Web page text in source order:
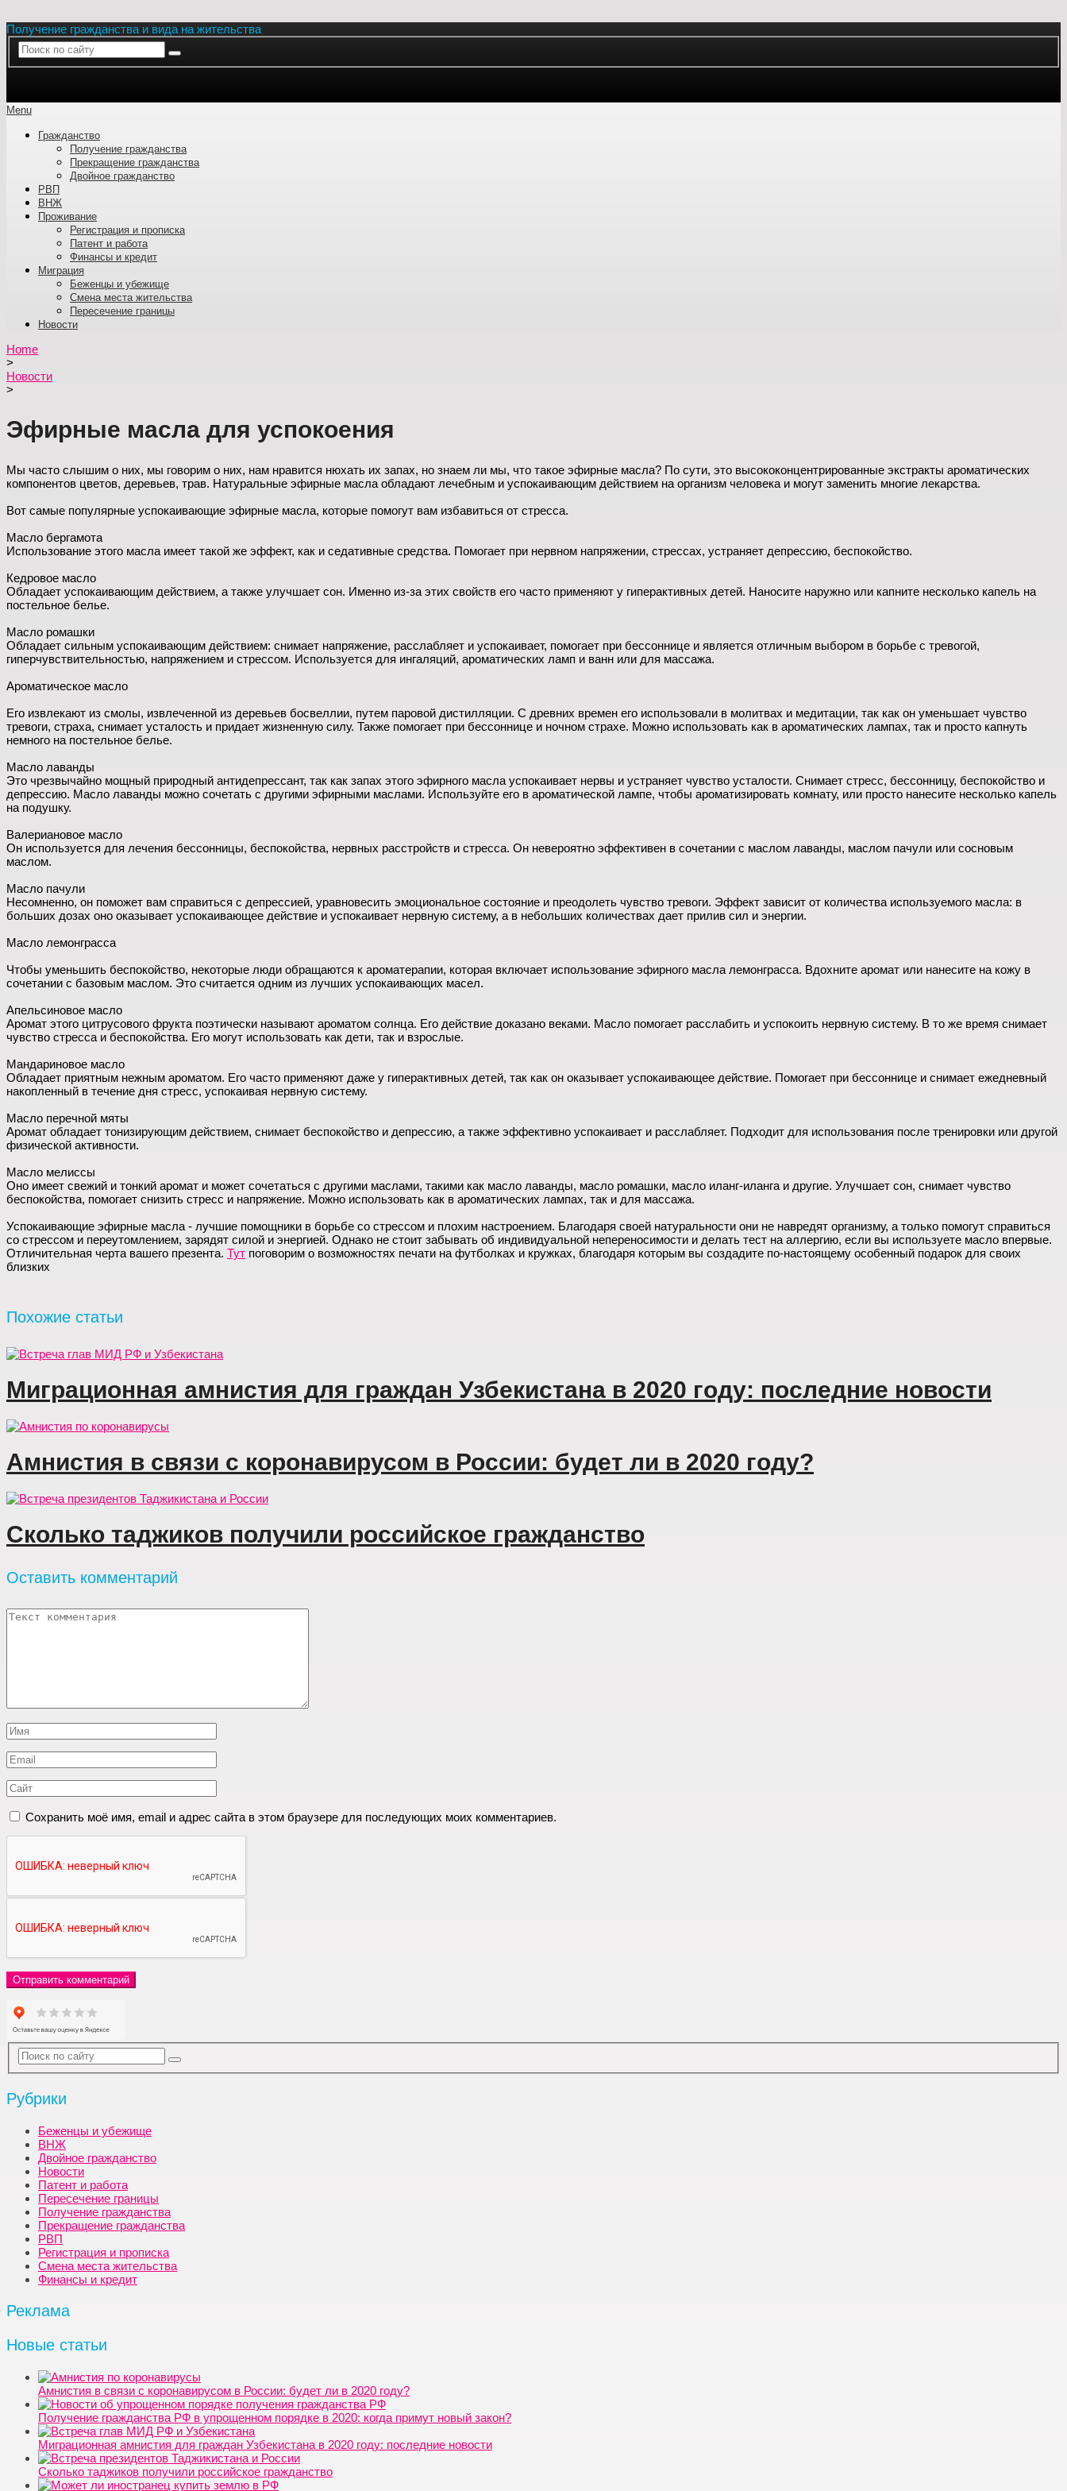
Получение гражданства и вида на жительства
Menu
Гражданство
Получение гражданства
Прекращение гражданства
Двойное гражданство
РВП
ВНЖ
Проживание
Регистрация и прописка
Патент и работа
Финансы и кредит
Миграция
Беженцы и убежище
Смена места жительства
Пересечение границы
Новости
Home
>
Новости
>
Эфирные масла для успокоения
Мы часто слышим о них, мы говорим о них, нам нравится нюхать их запах, но знаем ли мы, что такое эфирные масла? По сути, это высококонцентрированные экстракты ароматических
компонентов цветов, деревьев, трав. Натуральные эфирные масла обладают лечебным и успокаивающим действием на организм человека и могут заменить многие лекарства.
Вот самые популярные успокаивающие эфирные масла, которые помогут вам избавиться от стресса.
Масло бергамота
Использование этого масла имеет такой же эффект, как и седативные средства. Помогает при нервном напряжении, стрессах, устраняет депрессию, беспокойство.
Кедровое масло
Обладает успокаивающим действием, а также улучшает сон. Именно из-за этих свойств его часто применяют у гиперактивных детей. Наносите наружно или капните несколько капель на
постельное белье.
Масло ромашки
Обладает сильным успокаивающим действием: снимает напряжение, расслабляет и успокаивает, помогает при бессоннице и является отличным выбором в борьбе с тревогой,
гиперчувствительностью, напряжением и стрессом. Используется для ингаляций, ароматических ламп и ванн или для массажа.
Ароматическое масло
Его извлекают из смолы, извлеченной из деревьев босвеллии, путем паровой дистилляции. С древних времен его использовали в молитвах и медитации, так как он уменьшает чувство
тревоги, страха, снимает усталость и придает жизненную силу. Также помогает при бессоннице и ночном страхе. Можно использовать как в ароматических лампах, так и просто капнуть
немного на постельное белье.
Масло лаванды
Это чрезвычайно мощный природный антидепрессант, так как запах этого эфирного масла успокаивает нервы и устраняет чувство усталости. Снимает стресс, бессонницу, беспокойство и
депрессию. Масло лаванды можно сочетать с другими эфирными маслами. Используйте его в ароматической лампе, чтобы ароматизировать комнату, или просто нанесите несколько капель
на подушку.
Валериановое масло
Он используется для лечения бессонницы, беспокойства, нервных расстройств и стресса. Он невероятно эффективен в сочетании с маслом лаванды, маслом пачули или сосновым
маслом.
Масло пачули
Несомненно, он поможет вам справиться с депрессией, уравновесить эмоциональное состояние и преодолеть чувство тревоги. Эффект зависит от количества используемого масла: в
больших дозах оно оказывает успокаивающее действие и успокаивает нервную систему, а в небольших количествах дает прилив сил и энергии.
Масло лемонграсса
Чтобы уменьшить беспокойство, некоторые люди обращаются к ароматерапии, которая включает использование эфирного масла лемонграсса. Вдохните аромат или нанесите на кожу в
сочетании с базовым маслом. Это считается одним из лучших успокаивающих масел.
Апельсиновое масло
Аромат этого цитрусового фрукта поэтически называют ароматом солнца. Его действие доказано веками. Масло помогает расслабить и успокоить нервную систему. В то же время снимает
чувство стресса и беспокойства. Его могут использовать как дети, так и взрослые.
Мандариновое масло
Обладает приятным нежным ароматом. Его часто применяют даже у гиперактивных детей, так как он оказывает успокаивающее действие. Помогает при бессоннице и снимает ежедневный
накопленный в течение дня стресс, успокаивая нервную систему.
Масло перечной мяты
Аромат обладает тонизирующим действием, снимает беспокойство и депрессию, а также эффективно успокаивает и расслабляет. Подходит для использования после тренировки или другой
физической активности.
Масло мелиссы
Оно имеет свежий и тонкий аромат и может сочетаться с другими маслами, такими как масло лаванды, масло ромашки, масло иланг-иланга и другие. Улучшает сон, снимает чувство
беспокойства, помогает снизить стресс и напряжение. Можно использовать как в ароматических лампах, так и для массажа.
Успокаивающие эфирные масла - лучшие помощники в борьбе со стрессом и плохим настроением. Благодаря своей натуральности они не навредят организму, а только помогут справиться
со стрессом и переутомлением, зарядят силой и энергией. Однако не стоит забывать об индивидуальной непереносимости и делать тест на аллергию, если вы используете масло впервые.
Отличительная черта вашего презента. Тут поговорим о возможностях печати на футболках и кружках, благодаря которым вы создадите по-настоящему особенный подарок для своих
близких
Похожие статьи
Миграционная амнистия для граждан Узбекистана в 2020 году: последние новости
Амнистия в связи с коронавирусом в России: будет ли в 2020 году?
Сколько таджиков получили российское гражданство
Оставить комментарий
Сохранить моё имя, email и адрес сайта в этом браузере для последующих моих комментариев.
Рубрики
Беженцы и убежище
ВНЖ
Двойное гражданство
Новости
Патент и работа
Пересечение границы
Получение гражданства
Прекращение гражданства
РВП
Регистрация и прописка
Смена места жительства
Финансы и кредит
Реклама
Новые статьи
Амнистия в связи с коронавирусом в России: будет ли в 2020 году?
Получение гражданства РФ в упрощенном порядке в 2020: когда примут новый закон?
Миграционная амнистия для граждан Узбекистана в 2020 году: последние новости
Сколько таджиков получили российское гражданство